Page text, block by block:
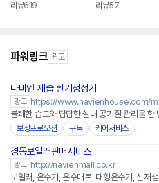
리뷰619
리뷰57
파워링크 광고
나비엔 제습 환기청정기
광고 https://www.navienhouse.com/m
불쾌한 습도와 답답한 실내 공기질 관리를 한
보상프로모션 구독 케어서비스
경동보일러판매서비스
광고 http://navienmall.co.kr
보일러, 온수기, 온수매트, 대형온수기, 신재